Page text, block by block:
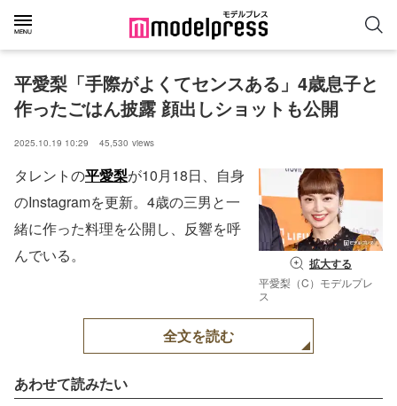
平愛梨「手際がよくてセンスある」4歳息子と
作ったごはん披露 顔出しショットも公開
2025.10.19 10:29 45,530 views
拡大する
平愛梨（C）モデルプレ
ス
タレントの平愛梨が10月18日、自身
のInstagramを更新。4歳の三男と一
緒に作った料理を公開し、反響を呼
んでいる。
全文を読む
あわせて読みたい